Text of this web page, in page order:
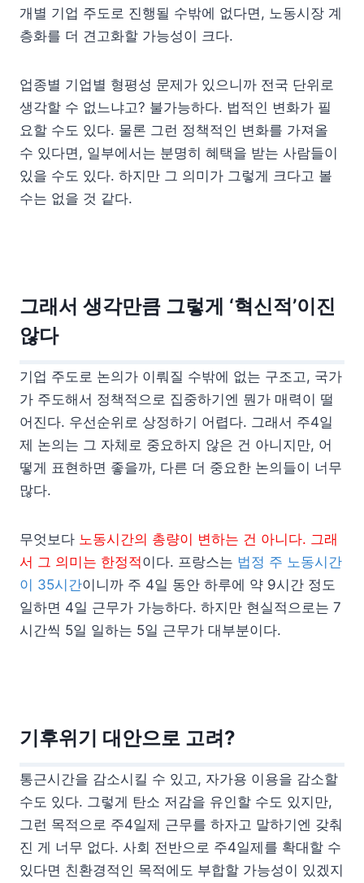
개별 기업 주도로 진행될 수밖에 없다면, 노동시장 계
층화를 더 견고화할 가능성이 크다.
업종별 기업별 형평성 문제가 있으니까 전국 단위로
생각할 수 없느냐고? 불가능하다. 법적인 변화가 필
요할 수도 있다. 물론 그런 정책적인 변화를 가져올
수 있다면, 일부에서는 분명히 혜택을 받는 사람들이
있을 수도 있다. 하지만 그 의미가 그렇게 크다고 볼
수는 없을 것 같다.
그래서 생각만큼 그렇게 ‘혁신적’이진
않다
기업 주도로 논의가 이뤄질 수밖에 없는 구조고, 국가
가 주도해서 정책적으로 집중하기엔 뭔가 매력이 떨
어진다. 우선순위로 상정하기 어렵다. 그래서 주4일
제 논의는 그 자체로 중요하지 않은 건 아니지만, 어
떻게 표현하면 좋을까, 다른 더 중요한 논의들이 너무
많다.
무엇보다 노동시간의 총량이 변하는 건 아니다. 그래
서 그 의미는 한정적이다. 프랑스는 법정 주 노동시간
이 35시간이니까 주 4일 동안 하루에 약 9시간 정도
일하면 4일 근무가 가능하다. 하지만 현실적으로는 7
시간씩 5일 일하는 5일 근무가 대부분이다.
기후위기 대안으로 고려?
통근시간을 감소시킬 수 있고, 자가용 이용을 감소할
수도 있다. 그렇게 탄소 저감을 유인할 수도 있지만,
그런 목적으로 주4일제 근무를 하자고 말하기엔 갖춰
진 게 너무 없다. 사회 전반으로 주4일제를 확대할 수
있다면 친환경적인 목적에도 부합할 가능성이 있겠지